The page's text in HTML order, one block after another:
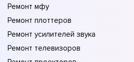
Ремонт мфу
Ремонт плоттеров
Ремонт усилителей звука
Ремонт телевизоров